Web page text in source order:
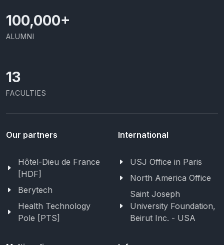
100,000+
ALUMNI
13
FACULTIES
Our partners
Hôtel-Dieu de France
[HDF]
Berytech
Health Technology
Pole [PTS]
International
USJ Office in Paris
North America Office
Saint Joseph
University Foundation,
Beirut Inc. - USA